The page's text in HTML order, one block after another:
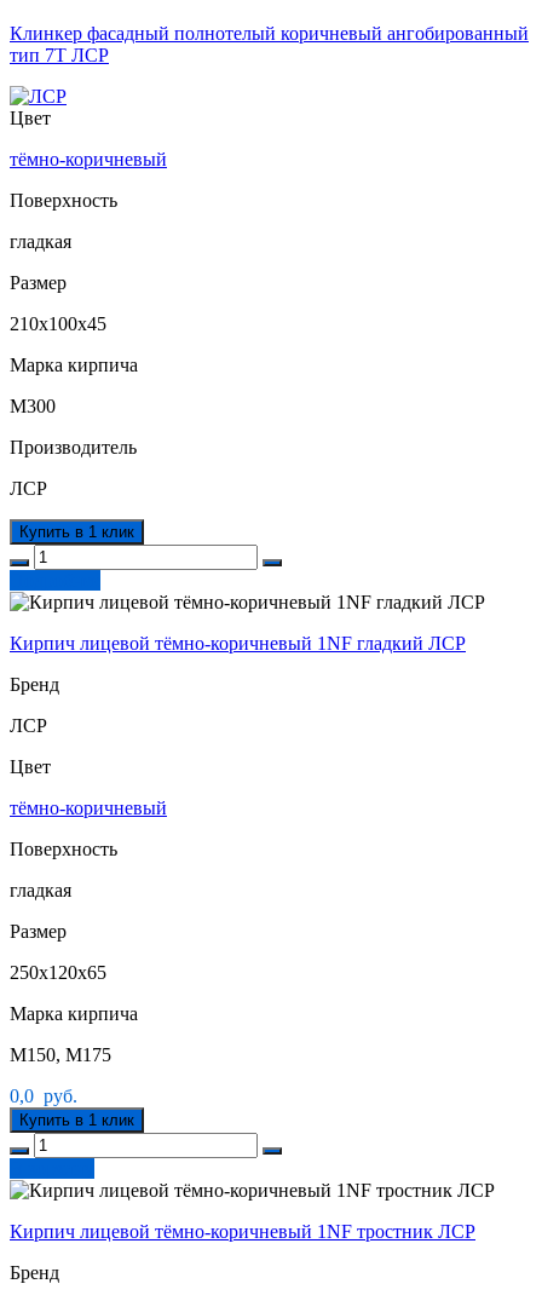
Клинкер фасадный полнотелый коричневый ангобированный
тип 7Т ЛСР
Цвет
тёмно-коричневый
Поверхность
гладкая
Размер
210х100х45
Марка кирпича
М300
Производитель
ЛСР
Купить в 1 клик
Кирпич лицевой тёмно-коричневый 1NF гладкий ЛСР
Бренд
ЛСР
Цвет
тёмно-коричневый
Поверхность
гладкая
Размер
250х120х65
Марка кирпича
М150, М175
0,0 руб.
Купить в 1 клик
Кирпич лицевой тёмно-коричневый 1NF тростник ЛСР
Бренд